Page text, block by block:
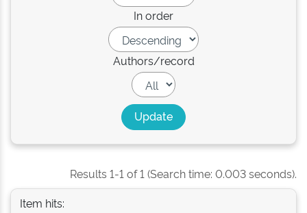
In order
Authors/record
Results 1-1 of 1 (Search time: 0.003 seconds).
Item hits: